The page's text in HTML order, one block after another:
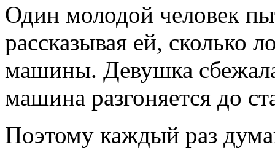
Один молодой человек
рассказывая ей, сколько
машины. Девушка
машина разгоняется до
Поэтому каждый раз